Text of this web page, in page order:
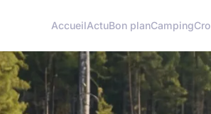
AccueilActuBon planCamping